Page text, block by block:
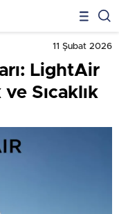
11 Şubat 2026
LightAir
Sıcaklık